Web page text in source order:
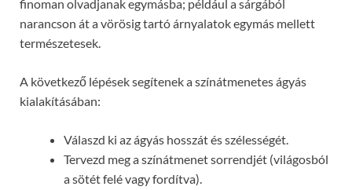
finoman olvadjanak egymásba; például a sárgából
narancson át a vörösig tartó árnyalatok egymás mellett
természetesek.
A következő lépések segítenek a színátmenetes ágyás
kialakításában:
Válaszd ki az ágyás hosszát és szélességét.
Tervezd meg a színátmenet sorrendjét (világosból
a sötét felé vagy fordítva).